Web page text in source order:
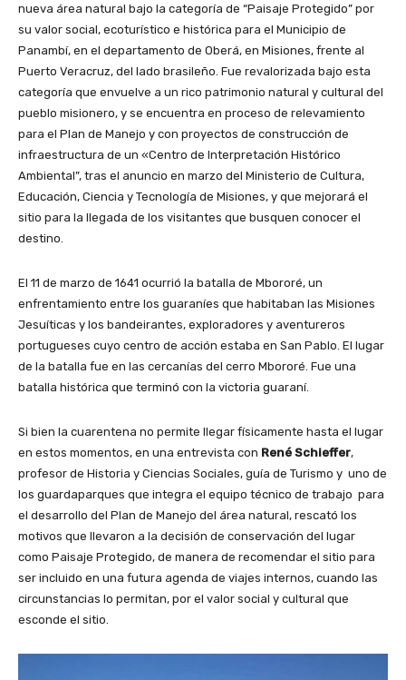
nueva área natural bajo la categoría de “Paisaje Protegido” por
su valor social, ecoturístico e histórica para el Municipio de
Panambí, en el departamento de Oberá, en Misiones, frente al
Puerto Veracruz, del lado brasileño. Fue revalorizada bajo esta
categoría que envuelve a un rico patrimonio natural y cultural del
pueblo misionero, y se encuentra en proceso de relevamiento
para el Plan de Manejo y con proyectos de construcción de
infraestructura de un «Centro de Interpretación Histórico
Ambiental”, tras el anuncio en marzo del Ministerio de Cultura,
Educación, Ciencia y Tecnología de Misiones, y que mejorará el
sitio para la llegada de los visitantes que busquen conocer el
destino.
El 11 de marzo de 1641 ocurrió la batalla de Mbororé, un
enfrentamiento entre los guaraníes que habitaban las Misiones
Jesuíticas y los bandeirantes, exploradores y aventureros
portugueses cuyo centro de acción estaba en San Pablo. El lugar
de la batalla fue en las cercanías del cerro Mbororé. Fue una
batalla histórica que terminó con la victoria guaraní.
Si bien la cuarentena no permite llegar físicamente hasta el lugar
en estos momentos, en una entrevista con René Schieffer,
profesor de Historia y Ciencias Sociales, guía de Turismo y uno de
los guardaparques que integra el equipo técnico de trabajo para
el desarrollo del Plan de Manejo del área natural, rescató los
motivos que llevaron a la decisión de conservación del lugar
como Paisaje Protegido, de manera de recomendar el sitio para
ser incluido en una futura agenda de viajes internos, cuando las
circunstancias lo permitan, por el valor social y cultural que
esconde el sitio.